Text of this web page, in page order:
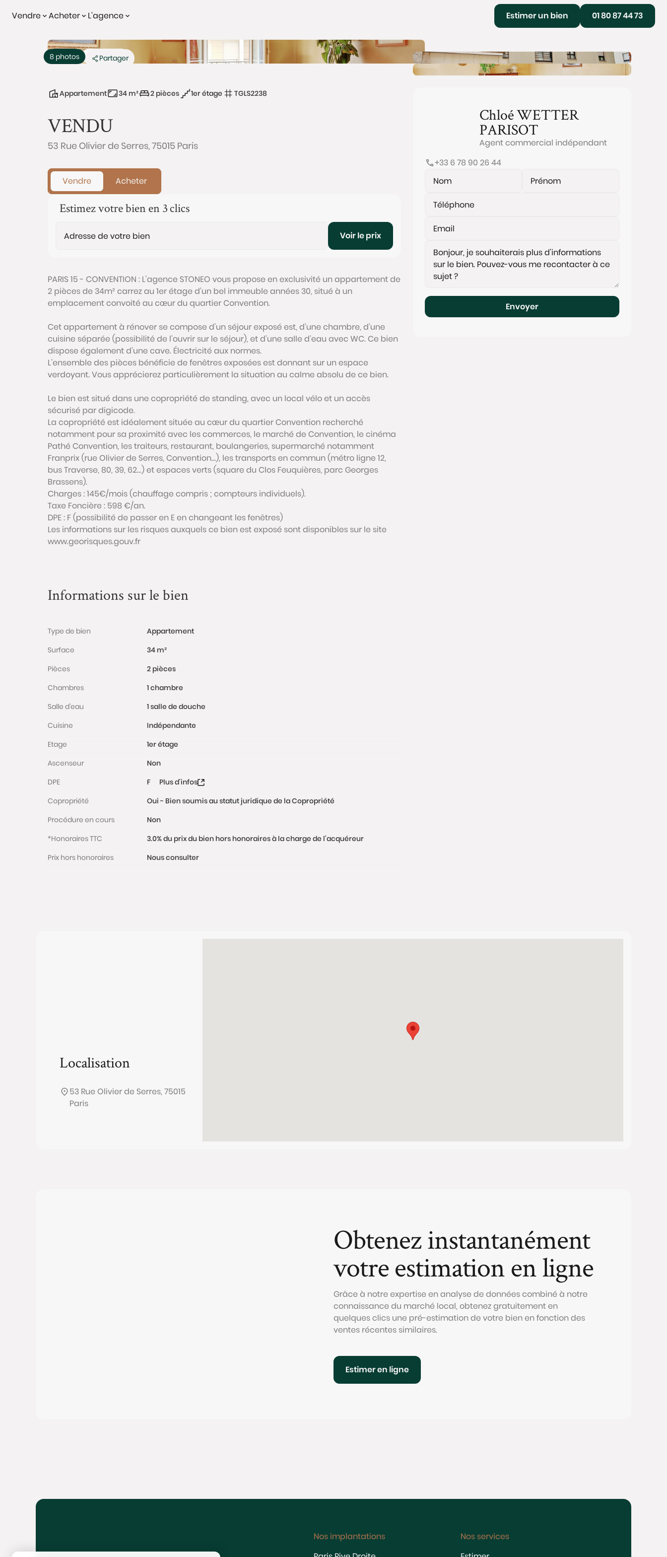
Vendre Acheter L'agence Estimer un bien 01 80 87 44 73
Vendu Exclusivité
8 photos Partager
Appartement 34 m² 2 pièces 1er étage TGLS2238
VENDU
53 Rue Olivier de Serres, 75015 Paris
Vendre Acheter
Estimez votre bien en 3 clics
Voir le prix
PARIS 15 - CONVENTION : L'agence STONEO vous propose en exclusivité un appartement de
2 pièces de 34m² carrez au 1er étage d'un bel immeuble années 30, situé à un
emplacement convoité au cœur du quartier Convention.
Cet appartement à rénover se compose d’un séjour exposé est, d’une chambre, d’une
cuisine séparée (possibilité de l’ouvrir sur le séjour), et d’une salle d’eau avec WC. Ce bien
dispose également d’une cave. Électricité aux normes.
L’ensemble des pièces bénéficie de fenêtres exposées est donnant sur un espace
verdoyant. Vous apprécierez particulièrement la situation au calme absolu de ce bien.
Le bien est situé dans une copropriété de standing, avec un local vélo et un accès
sécurisé par digicode.
La copropriété est idéalement située au cœur du quartier Convention recherché
notamment pour sa proximité avec les commerces, le marché de Convention, le cinéma
Pathé Convention, les traiteurs, restaurant, boulangeries, supermarché notamment
Franprix (rue Olivier de Serres, Convention…), les transports en commun (métro ligne 12,
bus Traverse, 80, 39, 62…) et espaces verts (square du Clos Feuquières, parc Georges
Brassens).
Charges : 145€/mois (chauffage compris ; compteurs individuels).
Taxe Foncière : 598 €/an.
DPE : F (possibilité de passer en E en changeant les fenêtres)
Les informations sur les risques auxquels ce bien est exposé sont disponibles sur le site
www.georisques.gouv.fr
Informations sur le bien
Type de bien
Appartement
Surface
34 m²
Pièces
2 pièces
Chambres
1 chambre
Salle d'eau
1 salle de douche
Cuisine
Indépendante
Etage
1er étage
Ascenseur
Non
DPE
F
Plus d'infos
Copropriété
Oui - Bien soumis au statut juridique de la Copropriété
Procédure en cours
Non
*Honoraires TTC
3.0% du prix du bien hors honoraires à la charge de l'acquéreur
Prix hors honoraires
Nous consulter
ChloéWETTER
PARISOT
Agent commercial indépendant
+33 6 78 90 26 44
Envoyer
Localisation
53 Rue Olivier de Serres, 75015
Paris
Obtenez instantanément
votre estimation en ligne
Grâce à notre expertise en analyse de données combiné à notre
connaissance du marché local, obtenez gratuitement en
quelques clics une pré-estimation de votre bien en fonction des
ventes récentes similaires.
Estimer en ligne
Nos implantations
Nos services